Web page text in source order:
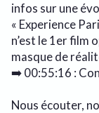
infos sur une
« Experience
n’est le 1er film
masque de
➡️ 00:55:16 :
Nous écouter,